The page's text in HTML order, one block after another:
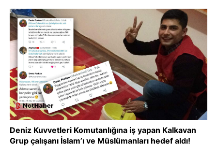
Deniz Kuvvetleri Komutanlığına iş yapan Kalkavan
Grup çalışanı İslam’ı ve Müslümanları hedef aldı!